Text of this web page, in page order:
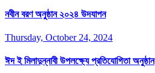
নবীন বরণ অনুষ্ঠান ২০২৪ উদযাপন
Thursday, October 24, 2024
ঈদ ই মিলাদুন্নাবী উপলক্ষ্যে প্রতিযোগিতা অনুষ্ঠান